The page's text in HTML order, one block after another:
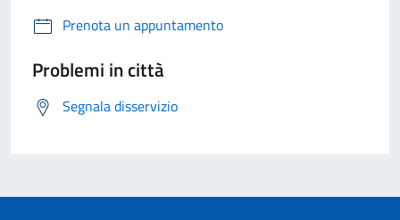
Prenota un appuntamento
Problemi in città
Segnala disservizio